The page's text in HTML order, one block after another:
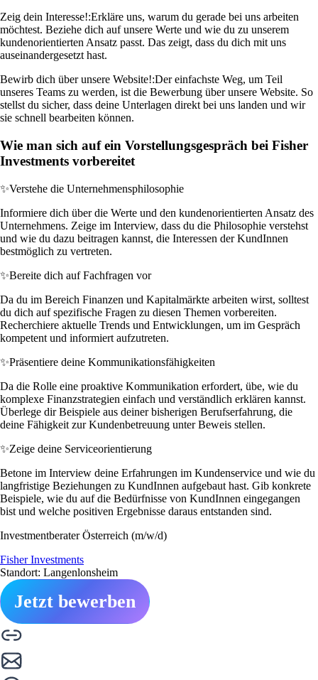
Zeig dein Interesse!:Erkläre uns, warum du gerade bei uns arbeiten
möchtest. Beziehe dich auf unsere Werte und wie du zu unserem
kundenorientierten Ansatz passt. Das zeigt, dass du dich mit uns
auseinandergesetzt hast.
Bewirb dich über unsere Website!:Der einfachste Weg, um Teil
unseres Teams zu werden, ist die Bewerbung über unsere Website. So
stellst du sicher, dass deine Unterlagen direkt bei uns landen und wir
sie schnell bearbeiten können.
Wie man sich auf ein Vorstellungsgespräch bei Fisher
Investments vorbereitet
✨Verstehe die Unternehmensphilosophie
Informiere dich über die Werte und den kundenorientierten Ansatz des
Unternehmens. Zeige im Interview, dass du die Philosophie verstehst
und wie du dazu beitragen kannst, die Interessen der KundInnen
bestmöglich zu vertreten.
✨Bereite dich auf Fachfragen vor
Da du im Bereich Finanzen und Kapitalmärkte arbeiten wirst, solltest
du dich auf spezifische Fragen zu diesen Themen vorbereiten.
Recherchiere aktuelle Trends und Entwicklungen, um im Gespräch
kompetent und informiert aufzutreten.
✨Präsentiere deine Kommunikationsfähigkeiten
Da die Rolle eine proaktive Kommunikation erfordert, übe, wie du
komplexe Finanzstrategien einfach und verständlich erklären kannst.
Überlege dir Beispiele aus deiner bisherigen Berufserfahrung, die
deine Fähigkeit zur Kundenbetreuung unter Beweis stellen.
✨Zeige deine Serviceorientierung
Betone im Interview deine Erfahrungen im Kundenservice und wie du
langfristige Beziehungen zu KundInnen aufgebaut hast. Gib konkrete
Beispiele, wie du auf die Bedürfnisse von KundInnen eingegangen
bist und welche positiven Ergebnisse daraus entstanden sind.
Investmentberater Österreich (m/w/d)
Fisher Investments
Standort: Langenlonsheim
Jetzt bewerben